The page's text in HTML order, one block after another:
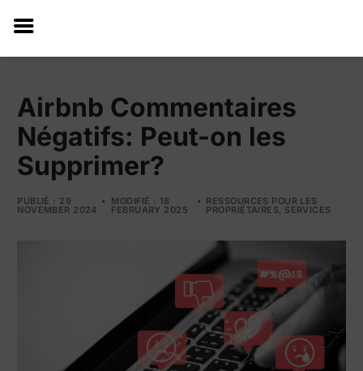
Airbnb Commentaires
Négatifs: Peut-on les
Supprimer?
PUBLIÉ : 29
NOVEMBER 2024
MODIFIÉ : 18
FEBRUARY 2025
RESSOURCES POUR LES
PROPRIÉTAIRES, SERVICES